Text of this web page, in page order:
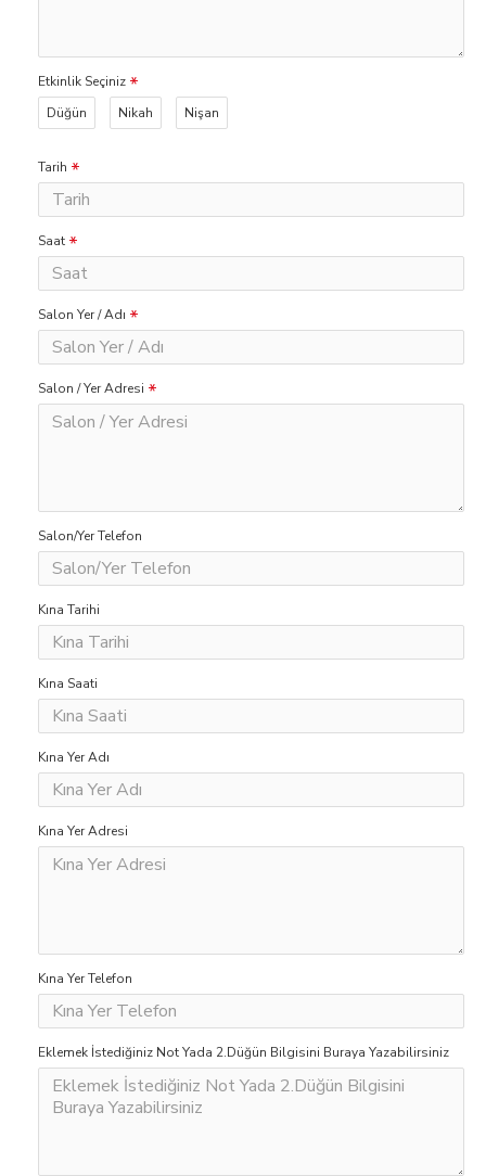
Etkinlik Seçiniz
Düğün
Nikah Nişan
Tarih
Saat
Salon Yer / Adı
Salon / Yer Adresi
Salon/Yer Telefon
Kına Tarihi
Kına Saati
Kına Yer Adı
Kına Yer Adresi
Kına Yer Telefon
Eklemek İstediğiniz Not Yada 2.Düğün Bilgisini Buraya Yazabilirsiniz